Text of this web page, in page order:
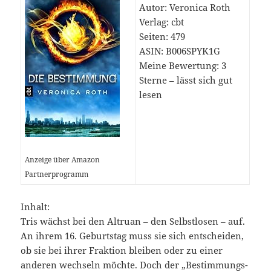
Anzeige über Amazon
Partnerprogramm
Autor: Veronica Roth
Verlag: cbt
Seiten: 479
ASIN:B006SPYK1G
Meine Bewertung: 3
Sterne – lässt sich gut
lesen
Inhalt:
Tris wächst bei den Altruan – den Selbstlosen – auf.
An ihrem 16. Geburtstag muss sie sich entscheiden,
ob sie bei ihrer Fraktion bleiben oder zu einer
anderen wechseln möchte. Doch der „Bestimmungs-